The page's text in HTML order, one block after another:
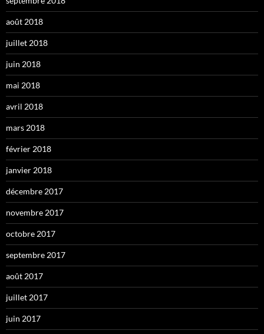
août 2018
juillet 2018
juin 2018
mai 2018
avril 2018
mars 2018
février 2018
janvier 2018
décembre 2017
novembre 2017
octobre 2017
septembre 2017
août 2017
juillet 2017
juin 2017